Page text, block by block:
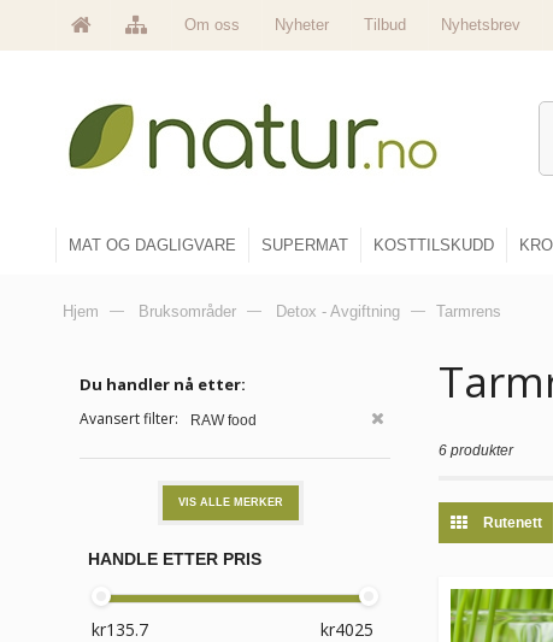
Om oss Nyheter Tilbud Nyhetsbrev
MAT OG DAGLIGVARE SUPERMAT KOSTTILSKUDD
Hjem — Bruksområder — Detox - Avgiftning — Tarmrens
6 produkter
Rutenett
Du handler nå etter:
Avansert filter: RAW food
VIS ALLE MERKER
HANDLE ETTER PRIS